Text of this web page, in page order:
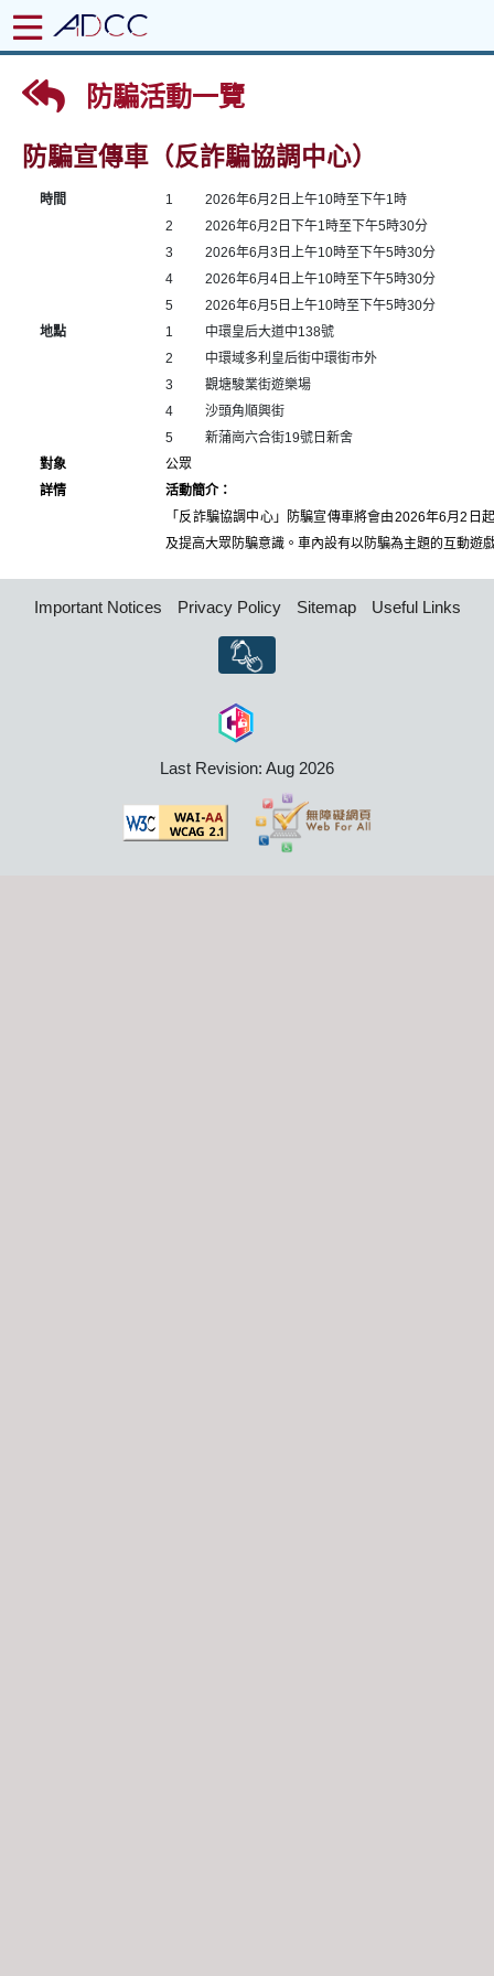
防騙活動一覽
防騙宣傳車（反詐騙協調中心）
時間
1
2
3
4
5
2026年6月2日上午10時至下午1時
2026年6月2日下午1時至下午5時30分
2026年6月3日上午10時至下午5時30分
2026年6月4日上午10時至下午5時30分
2026年6月5日上午10時至下午5時30分
地點
1
2
3
4
5
中環皇后大道中138號
中環域多利皇后街中環街市外
觀塘駿業街遊樂場
沙頭角順興街
新蒲崗六合街19號日新舍
對象
公眾
詳情
活動簡介：
「反詐騙協調中心」防騙宣傳車將會由2026年6月2日
及提高大眾防騙意識。車內設有以防騙為主題的互動遊
Important Notices Privacy Policy Sitemap Useful Links
Last Revision: Aug 2026